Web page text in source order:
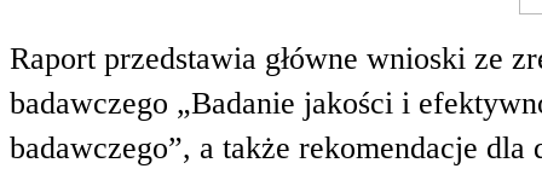
Raport przedstawia główne wnioski ze
badawczego „Badanie jakości i
badawczego”, a także rekomendacje